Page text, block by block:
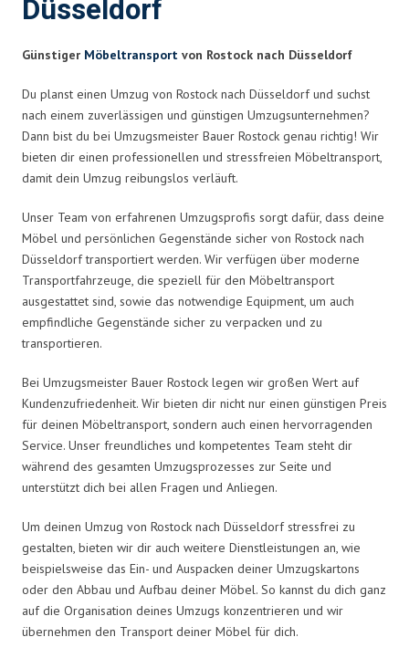
Düsseldorf
Günstiger Möbeltransport von Rostock nach Düsseldorf
Du planst einen Umzug von Rostock nach Düsseldorf und suchst
nach einem zuverlässigen und günstigen Umzugsunternehmen?
Dann bist du bei Umzugsmeister Bauer Rostock genau richtig! Wir
bieten dir einen professionellen und stressfreien Möbeltransport,
damit dein Umzug reibungslos verläuft.
Unser Team von erfahrenen Umzugsprofis sorgt dafür, dass deine
Möbel und persönlichen Gegenstände sicher von Rostock nach
Düsseldorf transportiert werden. Wir verfügen über moderne
Transportfahrzeuge, die speziell für den Möbeltransport
ausgestattet sind, sowie das notwendige Equipment, um auch
empfindliche Gegenstände sicher zu verpacken und zu
transportieren.
Bei Umzugsmeister Bauer Rostock legen wir großen Wert auf
Kundenzufriedenheit. Wir bieten dir nicht nur einen günstigen Preis
für deinen Möbeltransport, sondern auch einen hervorragenden
Service. Unser freundliches und kompetentes Team steht dir
während des gesamten Umzugsprozesses zur Seite und
unterstützt dich bei allen Fragen und Anliegen.
Um deinen Umzug von Rostock nach Düsseldorf stressfrei zu
gestalten, bieten wir dir auch weitere Dienstleistungen an, wie
beispielsweise das Ein- und Auspacken deiner Umzugskartons
oder den Abbau und Aufbau deiner Möbel. So kannst du dich ganz
auf die Organisation deines Umzugs konzentrieren und wir
übernehmen den Transport deiner Möbel für dich.